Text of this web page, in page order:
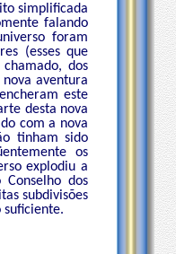
simplificada
falando
foram
(esses que
dos
aventura
este
desta nova
com a nova
tinham sido
os
explodiu a
dos
subdivisões
suficiente.